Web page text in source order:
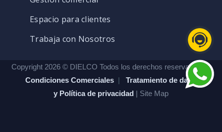
Espacio para clientes
Trabaja con Nosotros
Copyright 2026 © DIELCO Todos los derechos reservados. |
Condiciones Comerciales | Tratamiento de datos
y Política de privacidad | Site Map